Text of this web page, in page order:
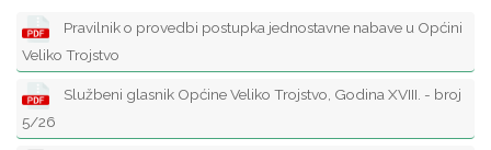
Pravilnik o provedbi postupka jednostavne nabave u Općini
Veliko Trojstvo
Službeni glasnik Općine Veliko Trojstvo, Godina XVIII. - broj
5/26